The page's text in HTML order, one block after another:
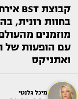
מוזמנים
עם הופעות של
ואתניקס
מיכל גלנטי